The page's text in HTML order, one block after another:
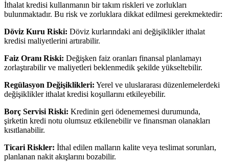
İthalat kredisi kullanmanın bir takım riskleri ve zorlukları
bulunmaktadır. Bu risk ve zorluklara dikkat edilmesi gerekmektedir:
Döviz Kuru Riski: Döviz kurlarındaki ani değişiklikler ithalat
kredisi maliyetlerini artırabilir.
Faiz Oranı Riski: Değişken faiz oranları finansal planlamayı
zorlaştırabilir ve maliyetleri beklenmedik şekilde yükseltebilir.
Regülasyon Değişiklikleri: Yerel ve uluslararası düzenlemelerdeki
değişiklikler ithalat kredisi koşullarını etkileyebilir.
Borç Servisi Riski: Kredinin geri ödenememesi durumunda,
şirketin kredi notu olumsuz etkilenebilir ve finansman olanakları
kısıtlanabilir.
Ticari Riskler: İthal edilen malların kalite veya teslimat sorunları,
planlanan nakit akışlarını bozabilir.